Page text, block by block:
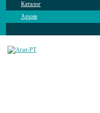
Каталог
Архив